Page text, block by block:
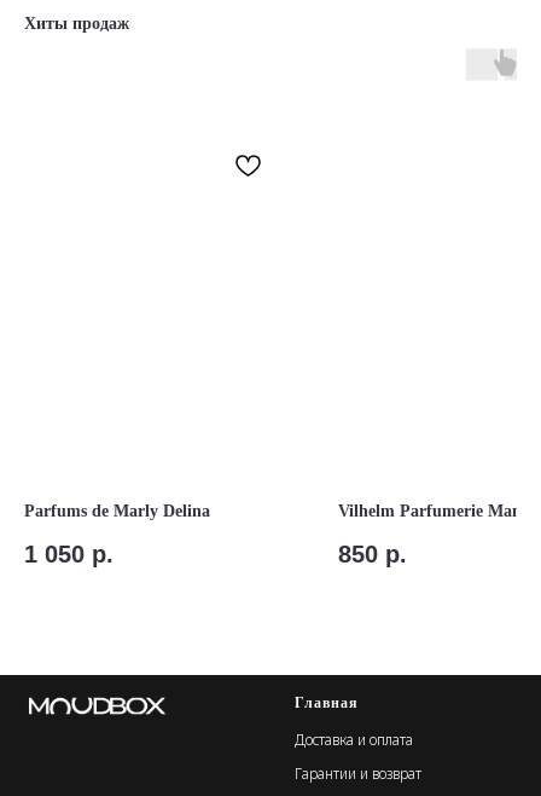
Хиты продаж
Parfums de Marly Delina
1 050 р.
Vilhelm Parfumerie
850 р.
Главная
Доставка и оплата
Гарантии и возврат